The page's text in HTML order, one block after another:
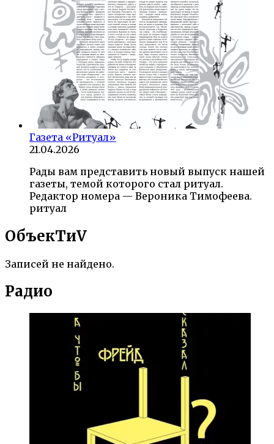
Газета «Ритуал»
21.04.2026
Рады вам представить новый выпуск нашей
газеты, темой которого стал ритуал.
Редактор номера — Вероника Тимофеева.
ритуал
ОбъекTиV
Записей не найдено.
Радио